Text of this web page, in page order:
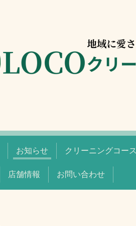
お知らせ クリーニングコース
店舗情報 お問い合わせ